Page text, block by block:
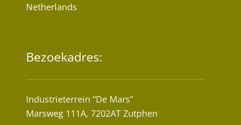
Netherlands
Bezoekadres:
Industrieterrein “De Mars”
Marsweg 111A, 7202AT Zutphen